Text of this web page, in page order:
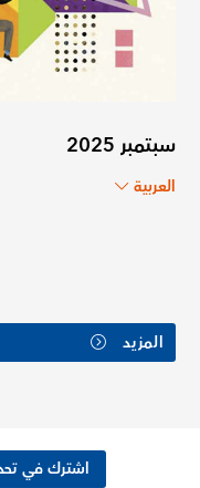
سبتمبر 2025
العربية
المزيد
اشترك في